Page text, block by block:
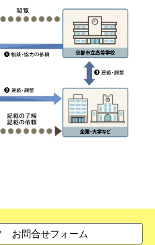
お問合せフォーム